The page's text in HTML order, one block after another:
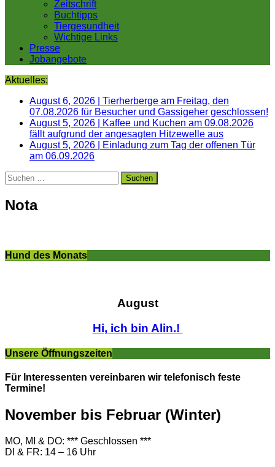
Zeitschrift
Buchtipps
Tiergesundheit
Wichtige Links
Presse
Jobangebote
Aktuelles:
August 6, 2026
Tierherberge am Freitag, den
07.08.2026 für Besucher und Gassigeher geschlossen!
August 5, 2026
Kaffee und Kuchen am 09.08.2026
fällt aufgrund der angesagten Hitzewelle aus
August 5, 2026
Einladung zum Tag der offenen Tür
am 06.09.2026
Suchen
nach:
Nota
Hund des Monats
August
Hi, ich bin Alin.!
Unsere Öffnungszeiten
Für Interessenten vereinbaren wir telefonisch feste
Termine!
November bis Februar (Winter)
MO, MI & DO: *** Geschlossen ***
DI & FR: 14 – 16 Uhr